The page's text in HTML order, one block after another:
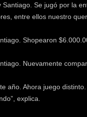
Se jugó por la
entre ellos nuestro
Shopearon
Nuevamente
año. Ahora juego
explica.